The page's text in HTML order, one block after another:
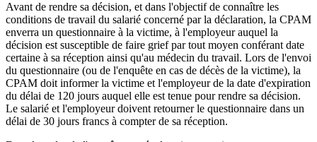
Avant de rendre sa décision, et dans l'objectif de connaître les
conditions de travail du salarié concerné par la déclaration, la CPAM
enverra un questionnaire à la victime, à l'employeur auquel la
décision est susceptible de faire grief par tout moyen conférant date
certaine à sa réception ainsi qu'au médecin du travail. Lors de l'envoi
du questionnaire (ou de l'enquête en cas de décès de la victime), la
CPAM doit informer la victime et l'employeur de la date d'expiration
du délai de 120 jours auquel elle est tenue pour rendre sa décision.
Le salarié et l'employeur doivent retourner le questionnaire dans un
délai de 30 jours francs à compter de sa réception.